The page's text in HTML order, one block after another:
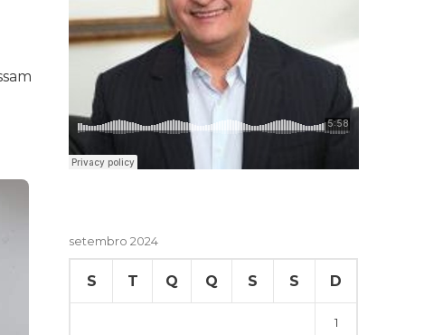
setembro 2024
S T Q Q S S D
1